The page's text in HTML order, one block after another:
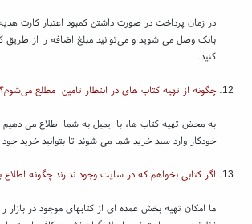
در زمان پرداخت در صورت داشتن کمبود اعتبار کارت
بانک وصل می شوید و می‌توانید مبلغ اضافه را از طریق
کنید.
چگونه از تهیه کتاب های در انتظار تامین مطلع می‌شوم؟
به محض تهیه کتاب ها، با ایمیل به شما اطلاع می
خودکار وارد سبد خرید شما می شوند تا بتوانید خرید خود
اگر کتابی بخواهم که در سایت وجود ندارند چگونه اطلاع
ما امکان تهیه بخش عمده ای از کتابهای موجود در بازار